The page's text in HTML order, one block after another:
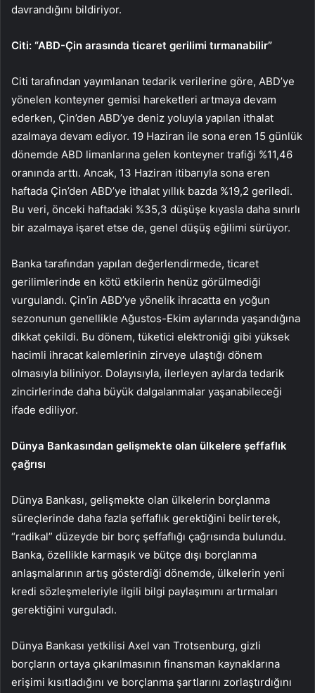
davrandığını bildiriyor.
Citi: “ABD-Çin arasında ticaret gerilimi tırmanabilir”
Citi tarafından yayımlanan tedarik verilerine göre, ABD’ye
yönelen konteyner gemisi hareketleri artmaya devam
ederken, Çin’den ABD’ye deniz yoluyla yapılan ithalat
azalmaya devam ediyor. 19 Haziran ile sona eren 15 günlük
dönemde ABD limanlarına gelen konteyner trafiği %11,46
oranında arttı. Ancak, 13 Haziran itibarıyla sona eren
haftada Çin’den ABD’ye ithalat yıllık bazda %19,2 geriledi.
Bu veri, önceki haftadaki %35,3 düşüşe kıyasla daha sınırlı
bir azalmaya işaret etse de, genel düşüş eğilimi sürüyor.
Banka tarafından yapılan değerlendirmede, ticaret
gerilimlerinde en kötü etkilerin henüz görülmediği
vurgulandı. Çin’in ABD’ye yönelik ihracatta en yoğun
sezonunun genellikle Ağustos-Ekim aylarında yaşandığına
dikkat çekildi. Bu dönem, tüketici elektroniği gibi yüksek
hacimli ihracat kalemlerinin zirveye ulaştığı dönem
olmasıyla biliniyor. Dolayısıyla, ilerleyen aylarda tedarik
zincirlerinde daha büyük dalgalanmalar yaşanabileceği
ifade ediliyor.
Dünya Bankasından gelişmekte olan ülkelere şeffaflık
çağrısı
Dünya Bankası, gelişmekte olan ülkelerin borçlanma
süreçlerinde daha fazla şeffaflık gerektiğini belirterek,
“radikal” düzeyde bir borç şeffaflığı çağrısında bulundu.
Banka, özellikle karmaşık ve bütçe dışı borçlanma
anlaşmalarının artış gösterdiği dönemde, ülkelerin yeni
kredi sözleşmeleriyle ilgili bilgi paylaşımını artırmaları
gerektiğini vurguladı.
Dünya Bankası yetkilisi Axel van Trotsenburg, gizli
borçların ortaya çıkarılmasının finansman kaynaklarına
erişimi kısıtladığını ve borçlanma şartlarını zorlaştırdığını